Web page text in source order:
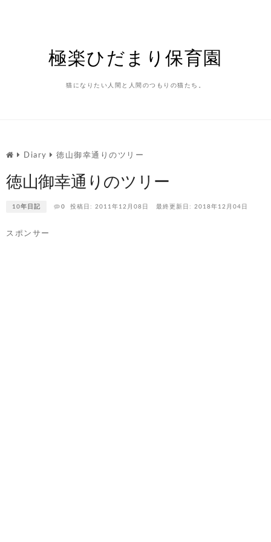
極楽ひだまり保育園
猫になりたい人間と人間のつもりの猫たち。
Diary 徳山御幸通りのツリー
徳山御幸通りのツリー
10年日記 0 投稿日: 2011年12月08日 最終更新日: 2018年12月04日
スポンサー